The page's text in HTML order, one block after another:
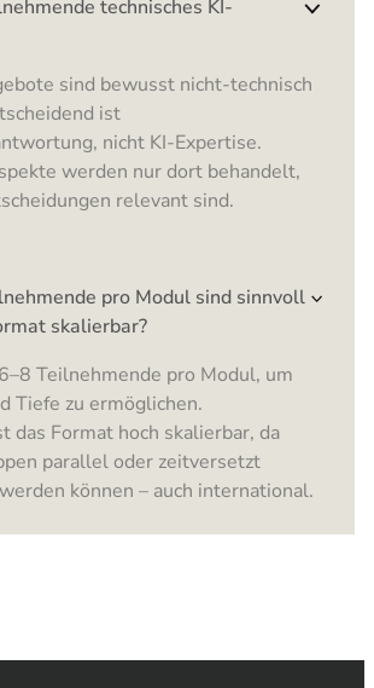
technisches KI-
sind bewusst nicht-technisch
ist
nicht KI-Expertise.
werden nur dort behandelt,
relevant sind.
pro Modul sind sinnvoll
skalierbar?
Teilnehmende pro Modul, um
Tiefe zu ermöglichen.
das Format hoch skalierbar, da
parallel oder zeitversetzt
können – auch international.